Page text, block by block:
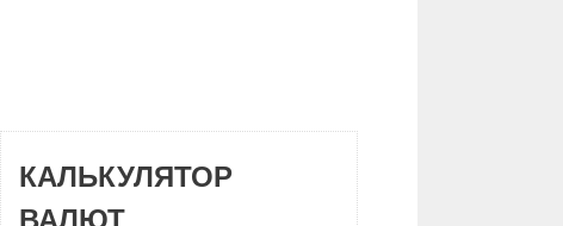
КАЛЬКУЛЯТОР
ВАЛЮТ